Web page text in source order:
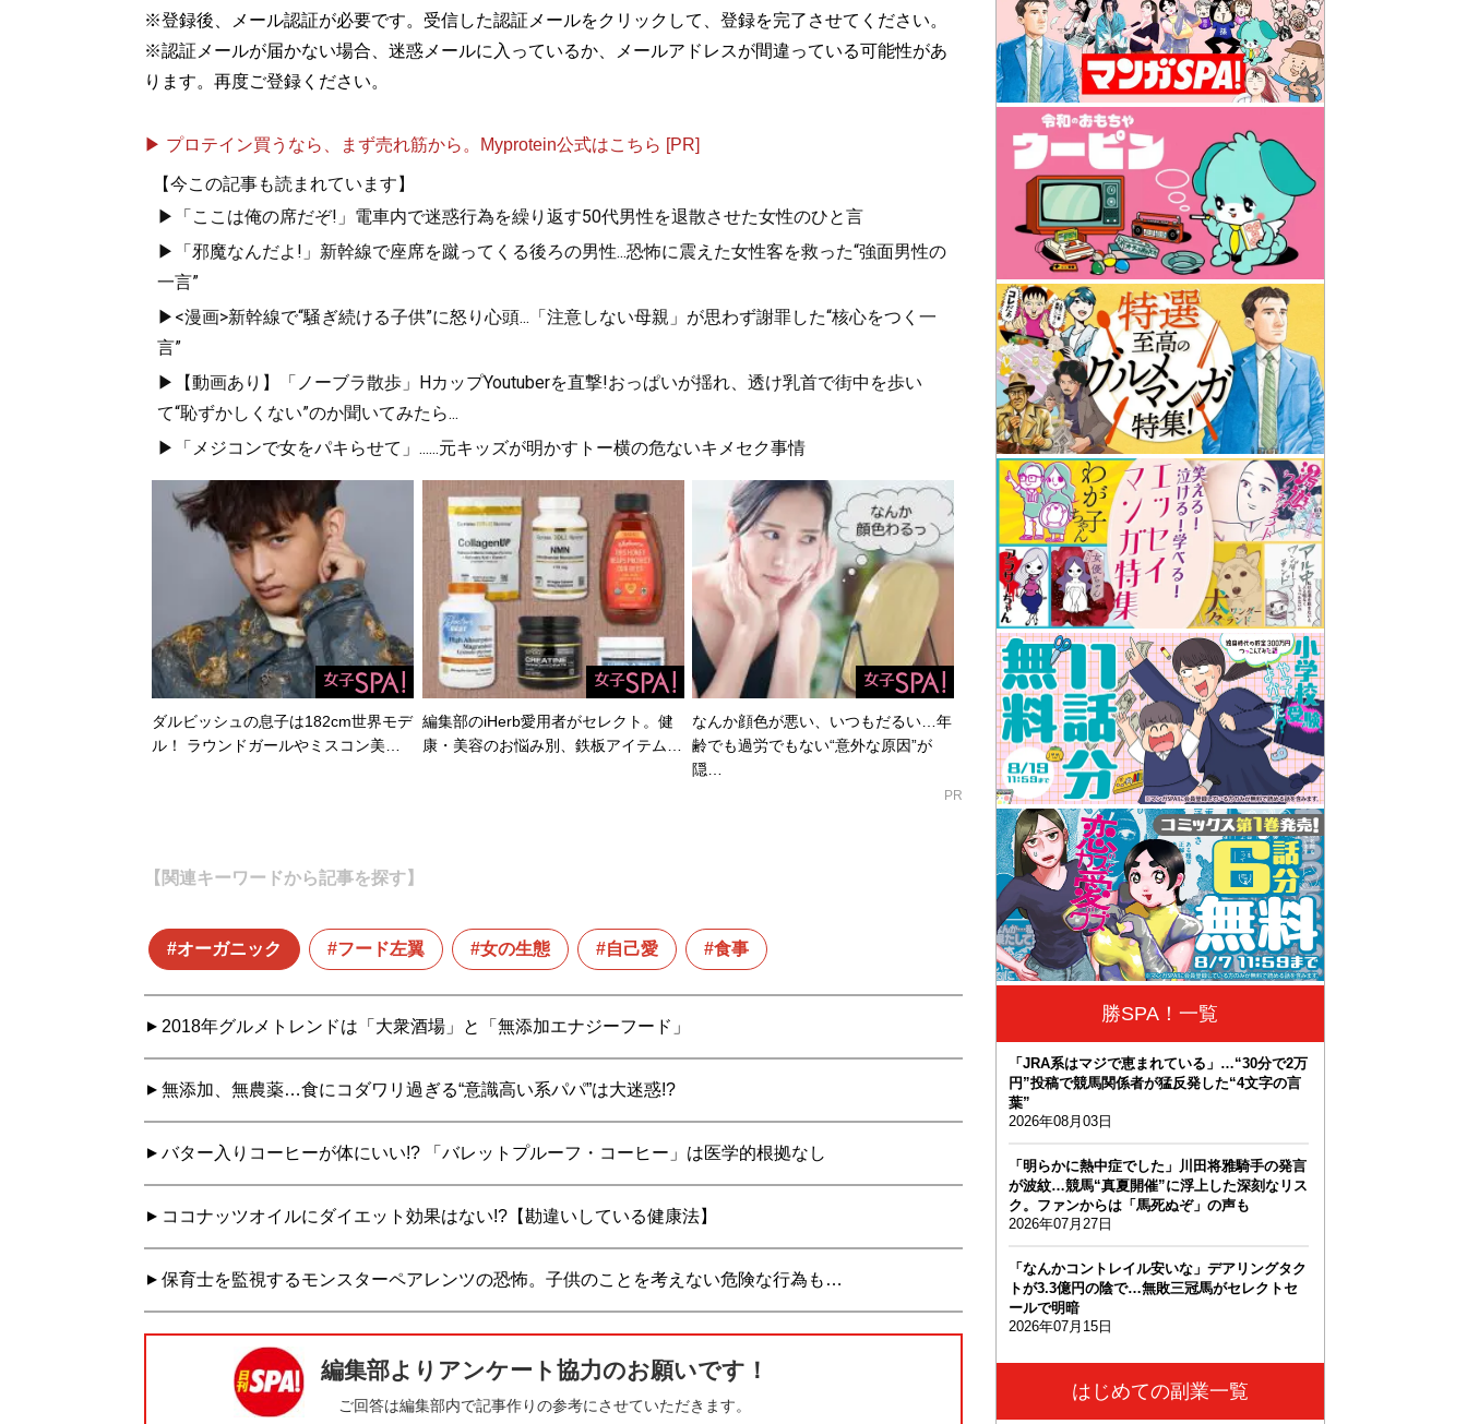
※登録後、メール認証が必要です。受信した認証メールをクリックして、登録を完了させてください。
※認証メールが届かない場合、迷惑メールに入っているか、メールアドレスが間違っている可能性があ
ります。再度ご登録ください。
▶ プロテイン買うなら、まず売れ筋から。Myprotein公式はこちら [PR]
【今この記事も読まれています】
▶「ここは俺の席だぞ!」電車内で迷惑行為を繰り返す50代男性を退散させた女性のひと言
▶「邪魔なんだよ!」新幹線で座席を蹴ってくる後ろの男性...恐怖に震えた女性客を救った“強面男性の
一言”
▶<漫画>新幹線で“騒ぎ続ける子供”に怒り心頭...「注意しない母親」が思わず謝罪した“核心をつく一
言”
▶【動画あり】「ノーブラ散歩」HカップYoutuberを直撃!おっぱいが揺れ、透け乳首で街中を歩い
て“恥ずかしくない”のか聞いてみたら...
▶「メジコンで女をパキらせて」......元キッズが明かすトー横の危ないキメセク事情
ダルビッシュの息子は182cm世界モデ
ル！ ラウンドガールやミスコン美…
編集部のiHerb愛用者がセレクト。健
康・美容のお悩み別、鉄板アイテム…
なんか顔色が悪い、いつもだるい…年
齢でも過労でもない“意外な原因”が
隠…
PR
【関連キーワードから記事を探す】
オーガニック フード左翼 女の生態 自己愛 食事
2018年グルメトレンドは「大衆酒場」と「無添加エナジーフード」
無添加、無農薬…食にコダワリ過ぎる“意識高い系パパ”は大迷惑!?
バター入りコーヒーが体にいい!? 「バレットプルーフ・コーヒー」は医学的根拠なし
ココナッツオイルにダイエット効果はない!?【勘違いしている健康法】
保育士を監視するモンスターペアレンツの恐怖。子供のことを考えない危険な行為も…
勝SPA！一覧
「JRA系はマジで恵まれている」…“30分で2万
円”投稿で競馬関係者が猛反発した“4文字の言
葉”
2026年08月03日
「明らかに熱中症でした」川田将雅騎手の発言
が波紋…競馬“真夏開催”に浮上した深刻なリス
ク。ファンからは「馬死ぬぞ」の声も
2026年07月27日
「なんかコントレイル安いな」デアリングタク
トが3.3億円の陰で…無敗三冠馬がセレクトセ
ールで明暗
2026年07月15日
はじめての副業一覧